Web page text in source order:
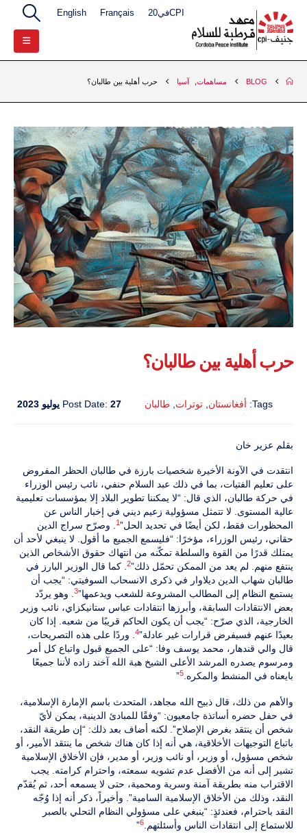
CPIفي20 Français
English
BLOG مساهمات آسيا حرب أهلية بين طالبان؟
حرب أهلية بين طالبان؟
Tags: أفغانستان توترات طالبان Post Date: 27 يوليو 2023
بقلم عزير خان
انتقدت في الآونة الأخيرة شخصيات بارزة في طالبان الحظر المفروض
على تعليم الفتيات، بما في ذلك عبد السلام حنفي، نائب رئيس الوزراء
في حركة طالبان، الذي قال: “لا يمكننا تطوير البلاد إلا بمؤسسات تعليمية
عالية المستوى. لا تتمثل مسؤولية زعيم ديني في إخبار الناس عن
المحظورات فقط، لكن أيضًا في تحديد الحل”1. وصرّح سراج الدين
حقاني، رئيس الوزراء، مؤخرًا: “فليسمع الجميع ما أقول. لا ينبغي لأحد أن
يمتلك قدرًا من القوة والسلطة تمكّنه من انتهاك حقوق الأشخاص الذين
ينتفع منهم. لم يعد من الممكن تحمّل ذلك”2. كما قال الوزير البارز في
طالبان شهاب الدين ديلاوار في ذكرى الانسحاب السوفيتي: “يجب أن
يستمع النظام إلى المطالب المشروعة للشعب ويدعمها”3. وهو يردّد
بعض الانتقادات السابقة، وأبرزها انتقادات عباس ستانيكزاي، نائب وزير
الخارجية، الذي صرّح: “يجب أن يكون الحاكم قريبًا من شعبه. إذا كان
بعيدًا عنهم فسيفرض قرارات غير عادلة”4. وردًا على هذه التصريحات،
قال والي قندهار، محمد يوسف وفا: “على الجميع قبول واتباع كل أمر
ومرسوم يصدره المرشد الأعلى الشيخ هبة الله آخند زاده لأننا جميعًا
بايعناه في المنشط والمكره.5
”
والأهم من ذلك، قال ذبيح الله مجاهد، المتحدث باسم الإمارة الإسلامية،
في حفل حضره أساتذة جامعيون: “وفقًا للمبادئ الدينية، يمكن لأيّ
شخص أن ينتقد بغرض الإصلاح”. لكنه أضاف بعد ذلك: “إن طريقة النقد،
باتباع التوجيهات الأخلاقية، هي أنه إذا كان هناك شخص ما ينتقد الأمير، أو
شخص مسؤول، أو وزير، أو نائب وزير، أو مدير، فإن الأخلاق الإسلامية
تشير إلى أنه من الأفضل عدم تشويه سمعته، واحترام كرامته. يجب
الاقتراب منه بطريقة آمنة وسرية ومحمية، حتى لا يسمعه أحد، ثم يُقدّم
النقد، وذلك من الأخلاق الإسلامية السامية”. وأخيراً، ذكر أنه إذا وُجّه
النقد باحترام، فعندئذٍ: “ينبغي على مسؤولي النظام التحلي بالصبر
للاستماع إلى انتقادات الناس وأسئلتهم. 6
”